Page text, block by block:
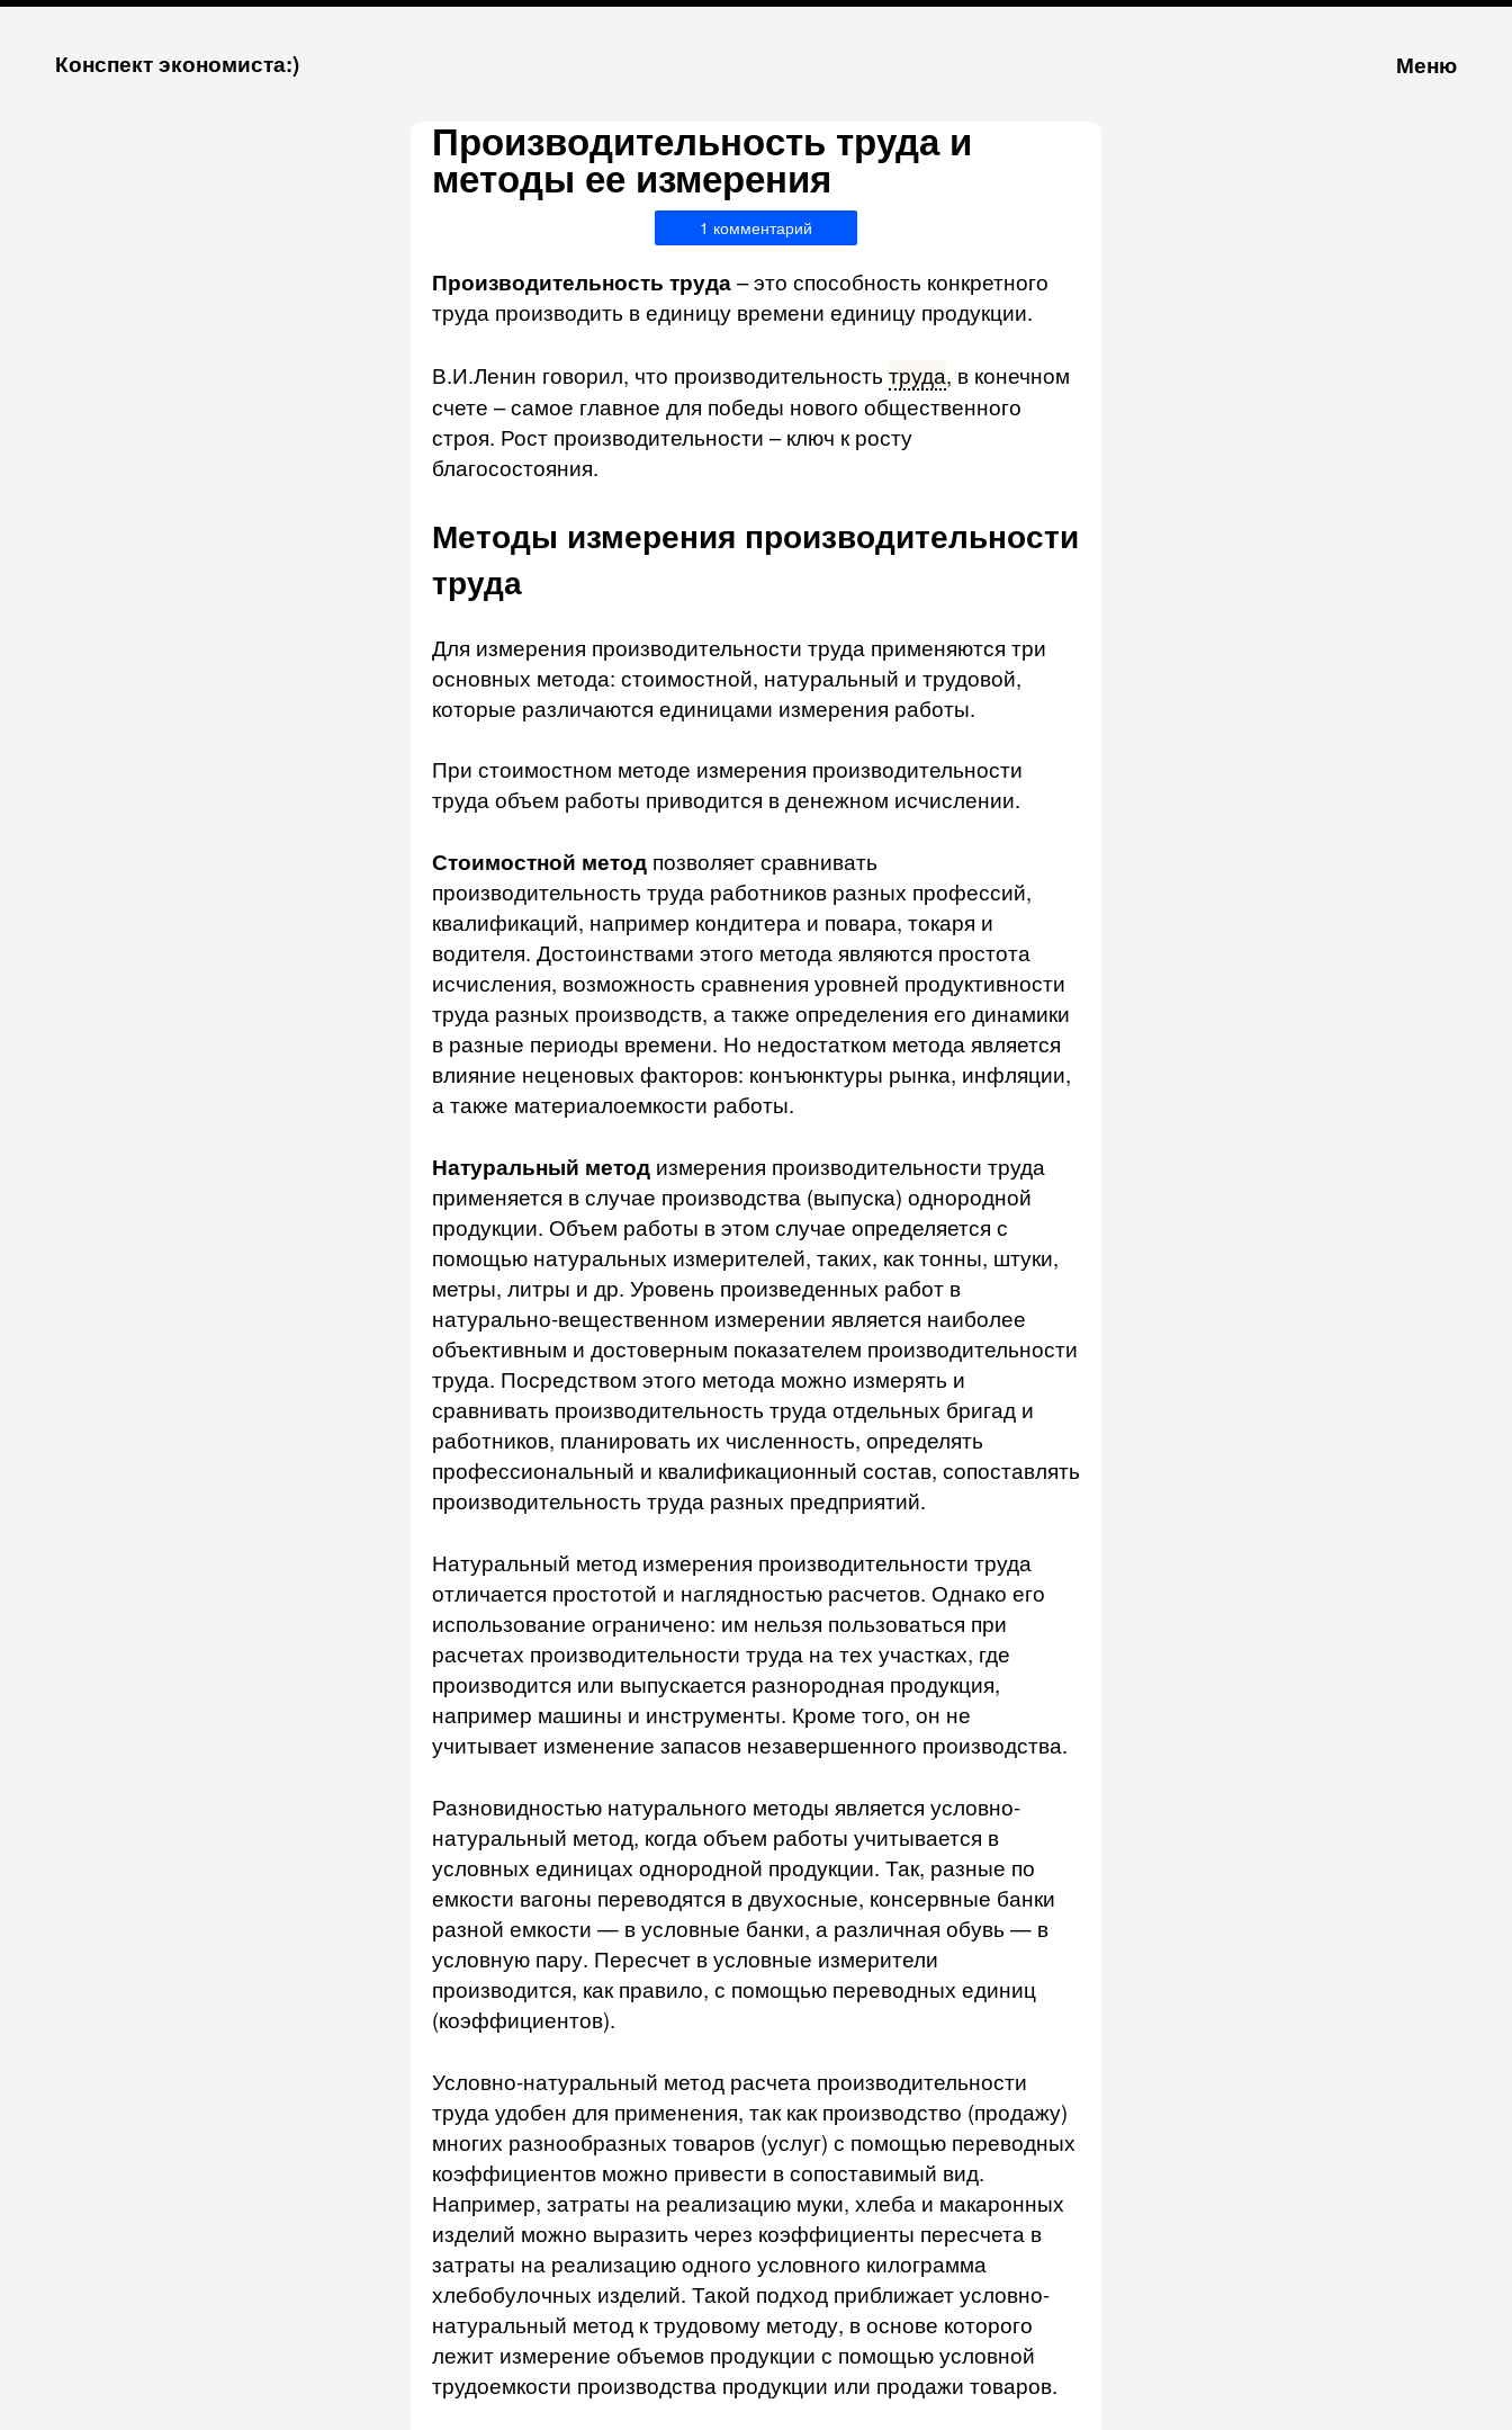
Конспект экономиста:) Меню
Производительность труда и
методы ее измерения
1 комментарий
Производительность труда– это способность конкретного
труда производить в единицу времени единицу продукции.
В.И.Ленин говорил, что производительность труда, в конечном
счете – самое главное для победы нового общественного
строя. Рост производительности – ключ к росту
благосостояния.
Методы измерения производительности
труда
Для измерения производительности труда применяются три
основных метода: стоимостной, натуральный и трудовой,
которые различаются единицами измерения работы.
При стоимостном методе измерения производительности
труда объем работы приводится в денежном исчислении.
Стоимостной методпозволяет сравнивать
производительность труда работников разных профессий,
квалификаций, например кондитера и повара, токаря и
водителя. Достоинствами этого метода являются простота
исчисления, возможность сравнения уровней продуктивности
труда разных производств, а также определения его динамики
в разные периоды времени. Но недостатком метода является
влияние неценовых факторов: конъюнктуры рынка, инфляции,
а также материалоемкости работы.
Натуральный методизмерения производительности труда
применяется в случае производства (выпуска) однородной
продукции. Объем работы в этом случае определяется с
помощью натуральных измерителей, таких, как тонны, штуки,
метры, литры и др. Уровень произведенных работ в
натурально-вещественном измерении является наиболее
объективным и достоверным показателем производительности
труда. Посредством этого метода можно измерять и
сравнивать производительность труда отдельных бригад и
работников, планировать их численность, определять
профессиональный и квалификационный состав, сопоставлять
производительность труда разных предприятий.
Натуральный метод измерения производительности труда
отличается простотой и наглядностью расчетов. Однако его
использование ограничено: им нельзя пользоваться при
расчетах производительности труда на тех участках, где
производится или выпускается разнородная продукция,
например машины и инструменты. Кроме того, он не
учитывает изменение запасов незавершенного производства.
Разновидностью натурального методы является условно-
натуральный метод, когда объем работы учитывается в
условных единицах однородной продукции. Так, разные по
емкости вагоны переводятся в двухосные, консервные банки
разной емкости — в условные банки, а различная обувь — в
условную пару. Пересчет в условные измерители
производится, как правило, с помощью переводных единиц
(коэффициентов).
Условно-натуральный метод расчета производительности
труда удобен для применения, так как производство (продажу)
многих разнообразных товаров (услуг) с помощью переводных
коэффициентов можно привести в сопоставимый вид.
Например, затраты на реализацию муки, хлеба и макаронных
изделий можно выразить через коэффициенты пересчета в
затраты на реализацию одного условного килограмма
хлебобулочных изделий. Такой подход приближает условно-
натуральный метод к трудовому методу, в основе которого
лежит измерение объемов продукции с помощью условной
трудоемкости производства продукции или продажи товаров.